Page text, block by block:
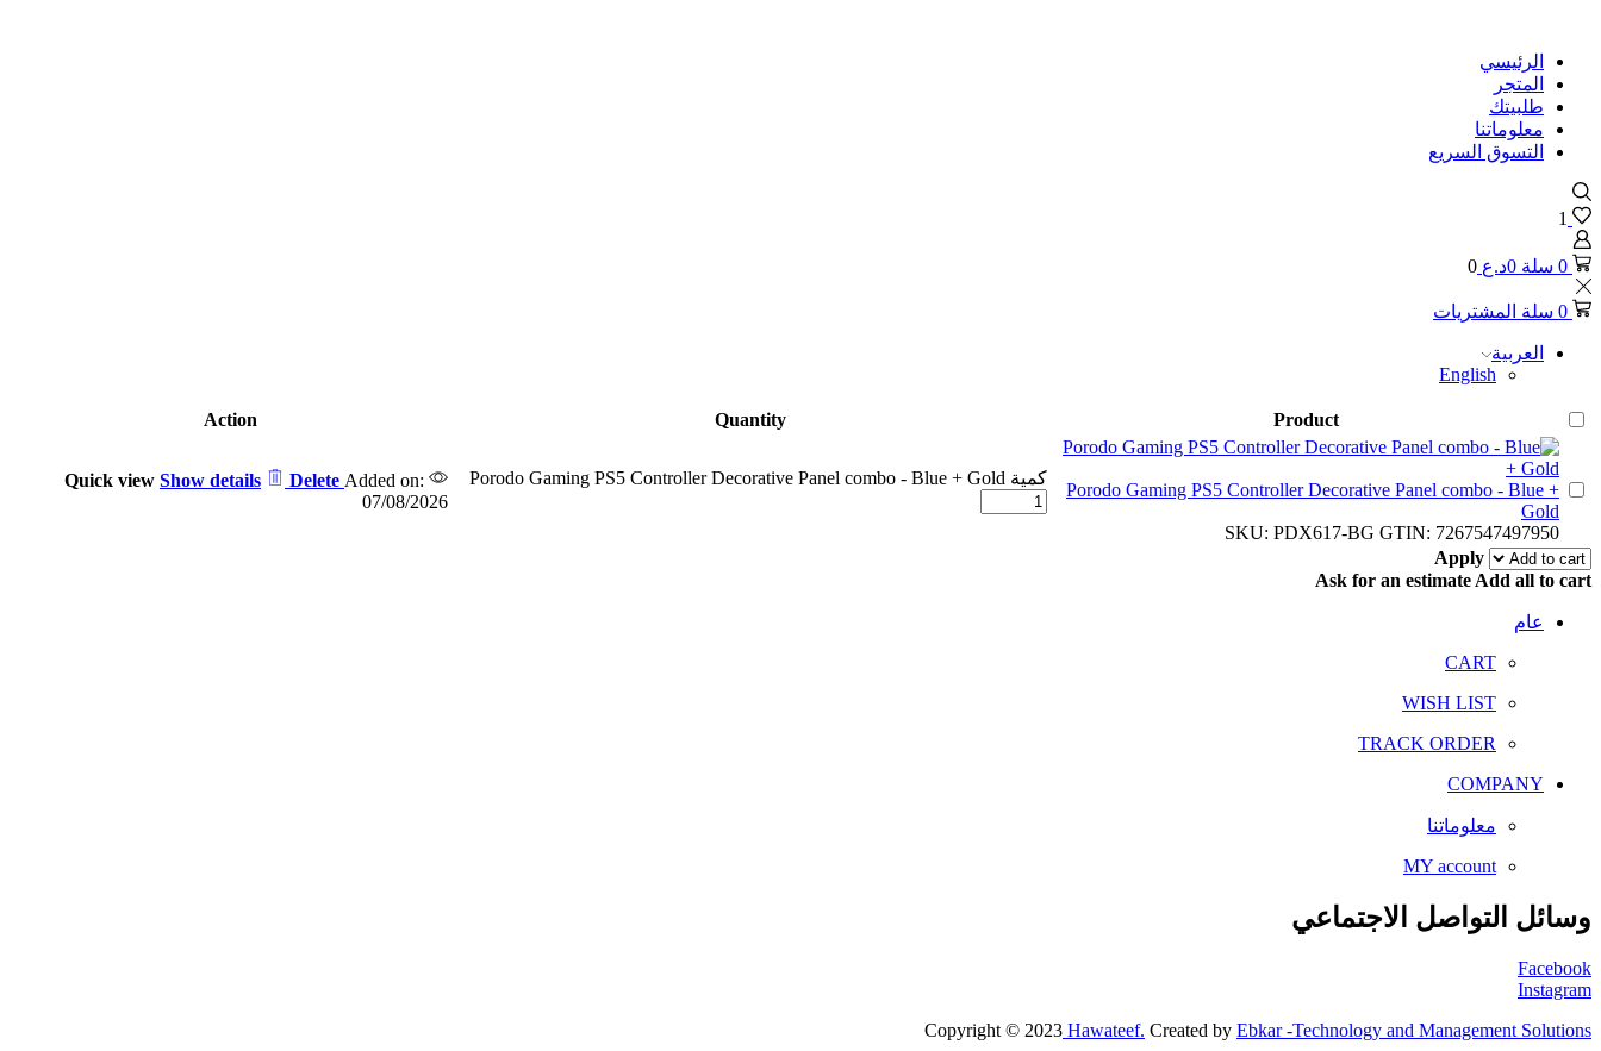
الرئيسي
المتجر
طلبيتك
معلوماتنا
التسوق السريع
1
0 سلة 0د.ع 0
0 سلة المشتريات
العربية
English
Product
Quantity
Action
Porodo Gaming PS5 Controller Decorative Panel combo - Blue +
Gold
SKU: PDX617-BG GTIN: 7267547497950
كمية Porodo Gaming PS5 Controller Decorative Panel combo - Blue + Gold Quick view Show details Delete Added on:
07/08/2026
Apply
Ask for an estimate Add all to cart
عام
CART
WISH LIST
TRACK ORDER
COMPANY
معلوماتنا
MY account
وسائل التواصل الاجتماعي
Facebook
Instagram
Copyright © 2023 Hawateef. Created by Ebkar -Technology and Management Solutions